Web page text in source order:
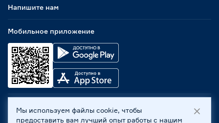
Мобильное приложение
Напишите нам
ООО «Бауцентр Рус» 2004 -2026, 236029, г. Калининград,
ул. А.Невского, 205. ИНН 7702596813, КПП 390601001 ©
Мы используем файлы cookie, чтобы
предоставить вам лучший опыт работы с нашим